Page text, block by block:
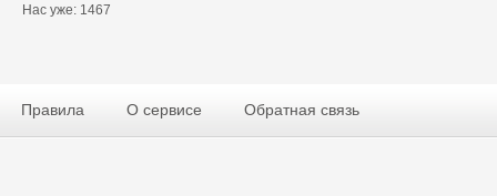
Нас уже: 1467
Правила О сервисе Обратная связь